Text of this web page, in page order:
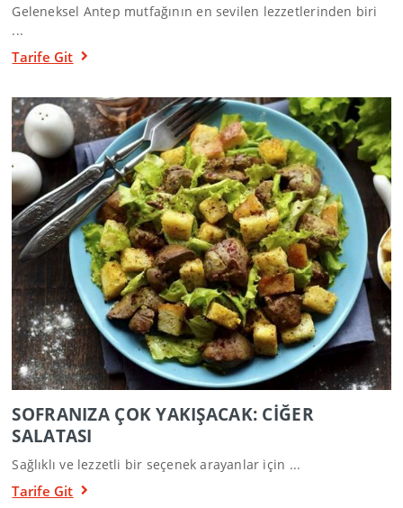
Geleneksel Antep mutfağının en sevilen lezzetlerinden biri
...
Tarife Git
SOFRANIZA ÇOK YAKIŞACAK: CİĞER
SALATASI
Sağlıklı ve lezzetli bir seçenek arayanlar için ...
Tarife Git